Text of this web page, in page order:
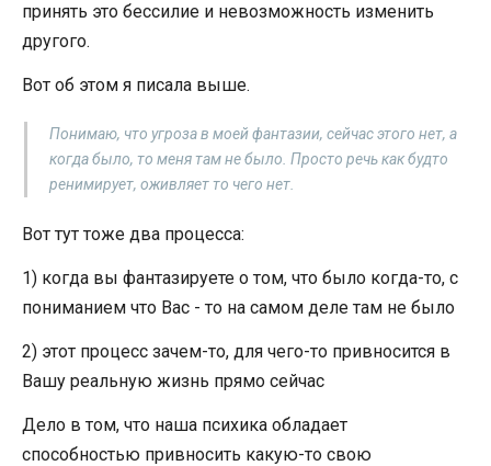
принять это бессилие и невозможность изменить
другого.
Вот об этом я писала выше.
Понимаю, что угроза в моей фантазии, сейчас этого нет, а
когда было, то меня там не было. Просто речь как будто
ренимирует, оживляет то чего нет.
Вот тут тоже два процесса:
1) когда вы фантазируете о том, что было когда-то, с
пониманием что Вас - то на самом деле там не было
2) этот процесс зачем-то, для чего-то привносится в
Вашу реальную жизнь прямо сейчас
Дело в том, что наша психика обладает
способностью привносить какую-то свою